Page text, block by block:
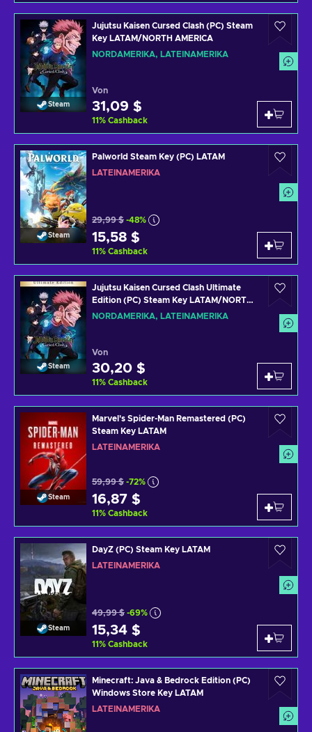
Steam
Jujutsu Kaisen Cursed Clash (PC) Steam
Key LATAM/NORTH AMERICA
NORDAMERIKA, LATEINAMERIKA
Von
31,09 $
11% Cashback
Steam
Palworld Steam Key (PC) LATAM
LATEINAMERIKA
29,99 $ -48%
15,58 $
11% Cashback
Steam
Jujutsu Kaisen Cursed Clash Ultimate
Edition (PC) Steam Key LATAM/NORTH
AMERICA
NORDAMERIKA, LATEINAMERIKA
Von
30,20 $
11% Cashback
Steam
Marvel's Spider-Man Remastered (PC)
Steam Key LATAM
LATEINAMERIKA
59,99 $ -72%
16,87 $
11% Cashback
Steam
DayZ (PC) Steam Key LATAM
LATEINAMERIKA
49,99 $ -69%
15,34 $
11% Cashback
Minecraft: Java & Bedrock Edition (PC)
Windows Store Key LATAM
LATEINAMERIKA